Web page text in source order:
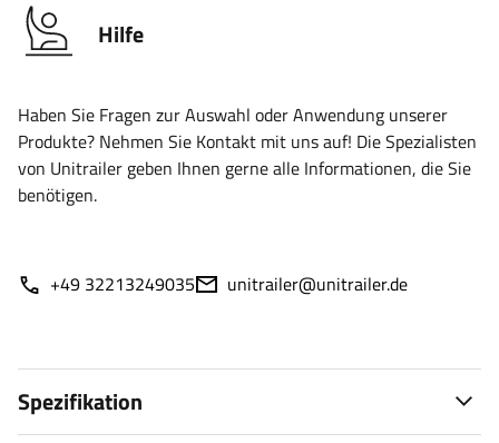
Hilfe
Haben Sie Fragen zur Auswahl oder Anwendung unserer
Produkte? Nehmen Sie Kontakt mit uns auf! Die Spezialisten
von Unitrailer geben Ihnen gerne alle Informationen, die Sie
benötigen.
+49 32213249035 unitrailer@unitrailer.de
Spezifikation